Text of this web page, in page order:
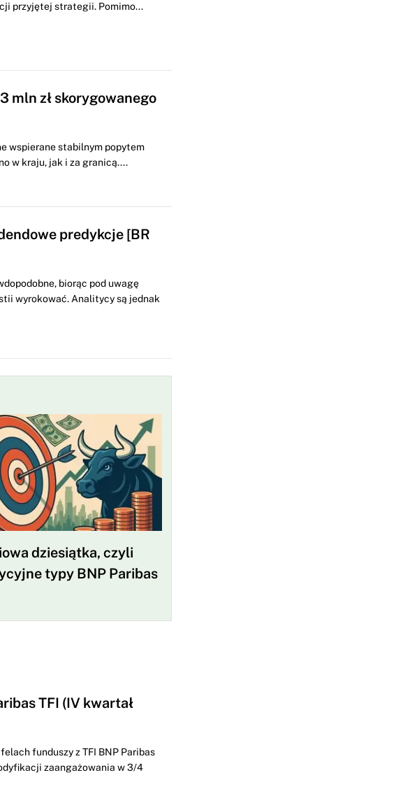
przyjętej strategii. Pomimo...
mln zł skorygowanego
wspierane stabilnym popytem
w kraju, jak i za granicą....
predykcje [BR
biorąc pod uwagę
wyrokować. Analitycy są jednak
dziesiątka, czyli
typy BNP Paribas
TFI (IV kwartał
funduszy z TFI BNP Paribas
zaangażowania w 3/4